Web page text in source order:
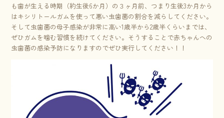
も歯が生える時期（約生後6か月）の３ヶ月前、つまり生後3か月から
はキシリトールガムを使って悪い虫歯菌の割合を減らしてください。
そして虫歯菌の母子感染が非常に高い1歳半から2歳半くらいまでは、
ぜひガムを噛む習慣を続けてください。そうすることで赤ちゃんへの
虫歯菌の感染予防になりますのでぜひ実行してください！！